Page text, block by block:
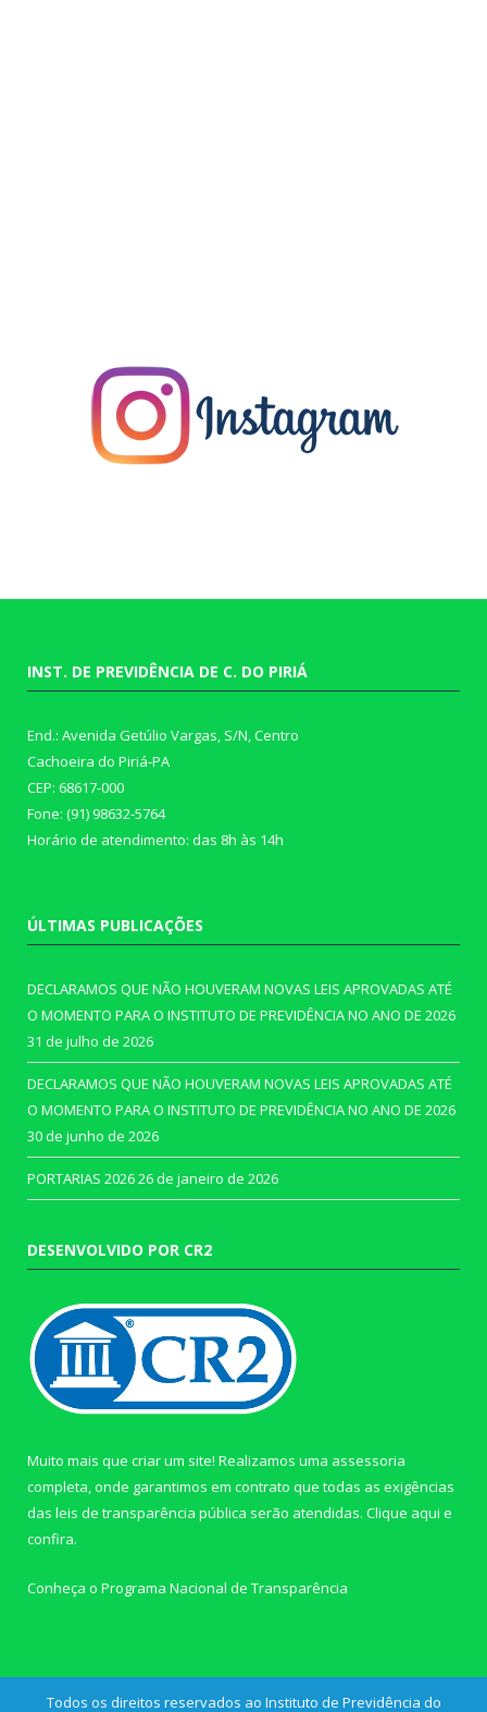
INST. DE PREVIDÊNCIA DE C. DO PIRIÁ
End.: Avenida Getúlio Vargas, S/N, Centro
Cachoeira do Piriá-PA
CEP: 68617-000
Fone: (91) 98632-5764
Horário de atendimento: das 8h às 14h
ÚLTIMAS PUBLICAÇÕES
DECLARAMOS QUE NÃO HOUVERAM NOVAS LEIS APROVADAS ATÉ
O MOMENTO PARA O INSTITUTO DE PREVIDÊNCIA NO ANO DE 2026
31 de julho de 2026
DECLARAMOS QUE NÃO HOUVERAM NOVAS LEIS APROVADAS ATÉ
O MOMENTO PARA O INSTITUTO DE PREVIDÊNCIA NO ANO DE 2026
30 de junho de 2026
PORTARIAS 202626 de janeiro de 2026
DESENVOLVIDO POR CR2
Muito mais que criar um site! Realizamos uma assessoria
completa, onde garantimos em contrato que todas as exigências
das leis de transparência pública serão atendidas. Clique aqui e
confira.
Conheça o Programa Nacional de Transparência
Todos os direitos reservados ao Instituto de Previdência do